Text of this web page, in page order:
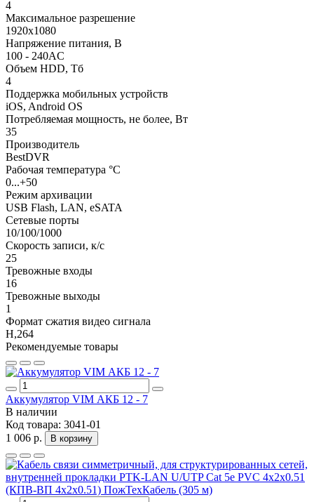
4
Максимальное разрешение
1920x1080
Напряжение питания, В
100 - 240AC
Объем HDD, Тб
4
Поддержка мобильных устройств
iOS, Android OS
Потребляемая мощность, не более, Вт
35
Производитель
BestDVR
Рабочая температура °C
0...+50
Режим архивации
USB Flash, LAN, eSATA
Сетевые порты
10/100/1000
Скорость записи, к/с
25
Тревожные входы
16
Тревожные выходы
1
Формат сжатия видео сигнала
H,264
Рекомендуемые товары
Аккумулятор VIM АКБ 12 - 7
В наличии
Код товара: 3041-01
1 006 р.
В корзину